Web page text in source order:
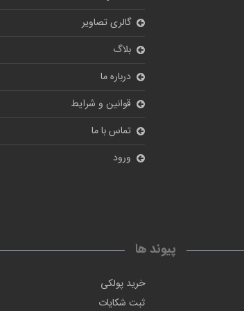
گالری تصاویر
بلاگ
درباره ما
قوانین و شرایط
تماس با ما
ورود
پیوند ها
خرید پولکی
ثبت شکایات